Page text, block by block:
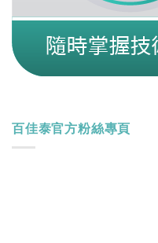
百佳泰官方粉絲專頁